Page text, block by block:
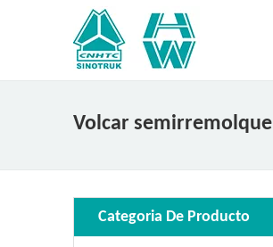
Volcar semirremolque
Categoria De Producto